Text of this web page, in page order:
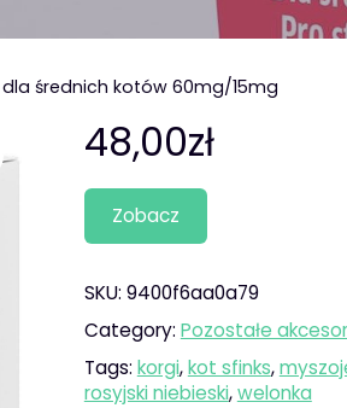
średnich kotów 60mg/15mg
48,00zł
Zobacz
SKU: 9400f6aa0a79
Category: Pozostałe
Tags: korgi,kot sfinks,
rosyjski niebieski,welonka